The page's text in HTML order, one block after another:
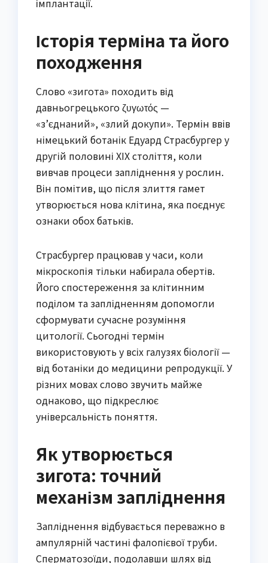
Історія терміна та його
походження
Слово «зигота» походить від
давньогрецького ζυγωτός —
«з’єднаний», «злий докупи». Термін ввів
німецький ботанік Едуард Страсбургер у
другій половині XIX століття, коли
вивчав процеси запліднення у рослин.
Він помітив, що після злиття гамет
утворюється нова клітина, яка поєднує
ознаки обох батьків.
Страсбургер працював у часи, коли
мікроскопія тільки набирала обертів.
Його спостереження за клітинним
поділом та заплідненням допомогли
сформувати сучасне розуміння
цитології. Сьогодні термін
використовують у всіх галузях біології —
від ботаніки до медицини репродукції. У
різних мовах слово звучить майже
однаково, що підкреслює
універсальність поняття.
Як утворюється
зигота: точний
механізм запліднення
Запліднення відбувається переважно в
ампулярній частині фалопієвої труби.
Сперматозоїди, подолавши шлях від